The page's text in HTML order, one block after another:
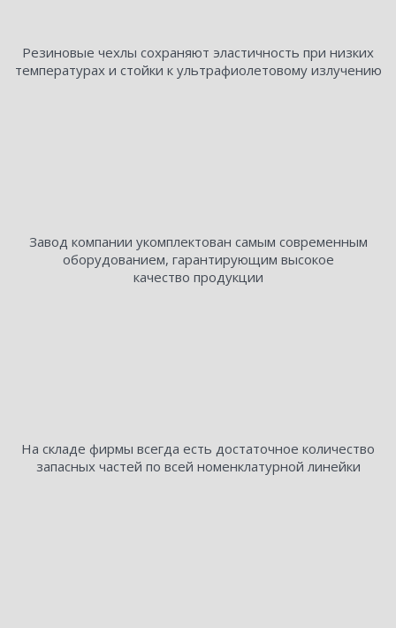
Резиновые чехлы сохраняют эластичность при низких
температурах и стойки к ультрафиолетовому излучению
Завод компании укомплектован самым современным
оборудованием, гарантирующим высокое
качество продукции
На складе фирмы всегда есть достаточное количество
запасных частей по всей номенклатурной линейки